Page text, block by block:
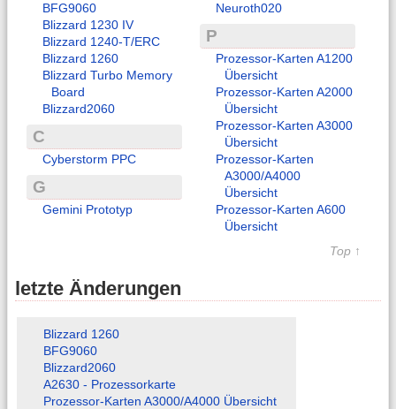
BFG9060
Blizzard 1230 IV
Blizzard 1240-T/ERC
Blizzard 1260
Blizzard Turbo Memory
Board
Blizzard2060
C
Cyberstorm PPC
G
Gemini Prototyp
Neuroth020
P
Prozessor-Karten A1200
Übersicht
Prozessor-Karten A2000
Übersicht
Prozessor-Karten A3000
Übersicht
Prozessor-Karten
A3000/A4000
Übersicht
Prozessor-Karten A600
Übersicht
Top ↑
letzte Änderungen
Blizzard 1260
BFG9060
Blizzard2060
A2630 - Prozessorkarte
Prozessor-Karten A3000/A4000 Übersicht